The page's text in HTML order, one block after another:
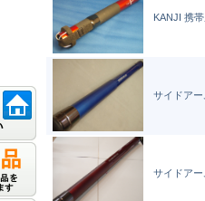
KANJI 携
サイドア
サイドア